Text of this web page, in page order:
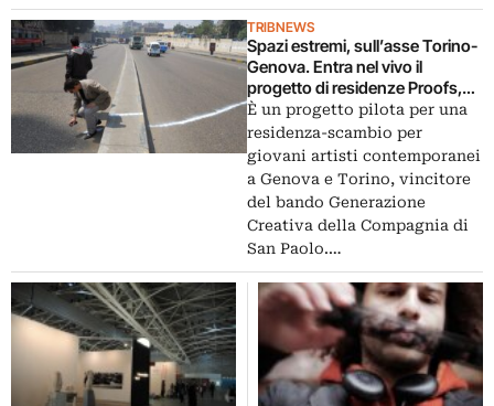
TRIBNEWS
Spazi estremi, sull’asse Torino-
Genova. Entra nel vivo il
progetto di residenze Proofs,
uscito dalla fucina Generazione
Creativa della Compagnia di
San Paolo
È un progetto pilota per una
residenza-scambio per
giovani artisti contemporanei
a Genova e Torino, vincitore
del bando Generazione
Creativa della Compagnia di
San Paolo.…